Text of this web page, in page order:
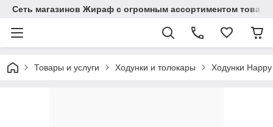
Сеть магазинов Жираф с огромным ассортиментом
Товары и услуги Ходунки и толокары Ходунки